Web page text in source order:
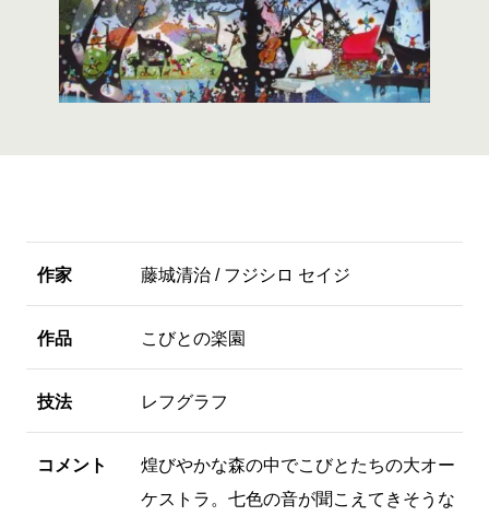
作家 藤城清治 / フジシロ セイジ
作品 こびとの楽園
技法 レフグラフ
コメント
煌びやかな森の中でこびとたちの大オー
ケストラ。七色の音が聞こえてきそうな